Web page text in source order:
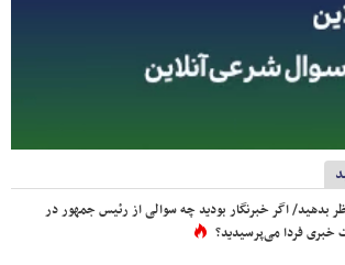
بدهید/ اگر خبرنگار بودید چه سوالی از رئیس جمهور در
فردا می‌پرسیدید؟